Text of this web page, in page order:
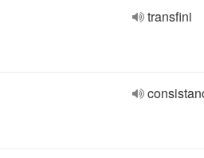
transfini